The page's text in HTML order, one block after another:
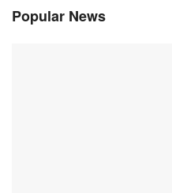
Popular News